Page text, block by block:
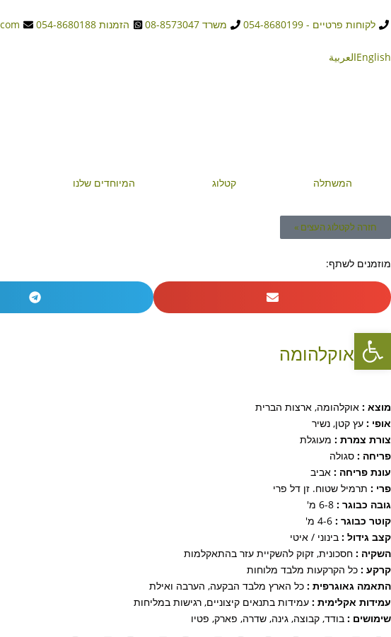
לקוחות פרטיים - 054-8680199 משרד 08-8573047 הזמנות 054-8680188
Englishالعربية
המשתלה קטלוג המיוחדים שלנו
חזרה לקטלוג העצים »
מוזמנים לשתף:
כליל אוקלהומה
מוצא : אוקלהומה, ארצות הברית
אופי : עץ קטן, נשיר
צורת צמרת : מעוגלת
פריחה : סגולה
עונת פריחה : אביב
פרי : תרמיל שטוח. זן דל פרי
גובה כבוגר :
קוטר כבוגר :
קצב גידול : בינוני / איטי
השקיה : חסכונית, זקוק להשקיית עזר בהתאקלמות
קרקע : כל הקרקעות מלבד מלוחות
התאמה גאוגרפית : כל הארץ מלבד הבקעה, הערבה ואילת
עמידות אקלימית : עמידות בתנאים קיצוניים, רגישות במליחות
שימושים : בודד, קבוצה, גינה, שדרה, פארק, פטיו
פתח סרגל נגישות